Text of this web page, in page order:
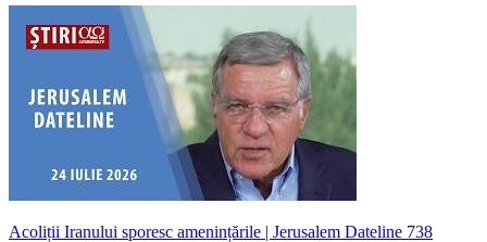
Acoliții Iranului sporesc amenințările | Jerusalem Dateline 738